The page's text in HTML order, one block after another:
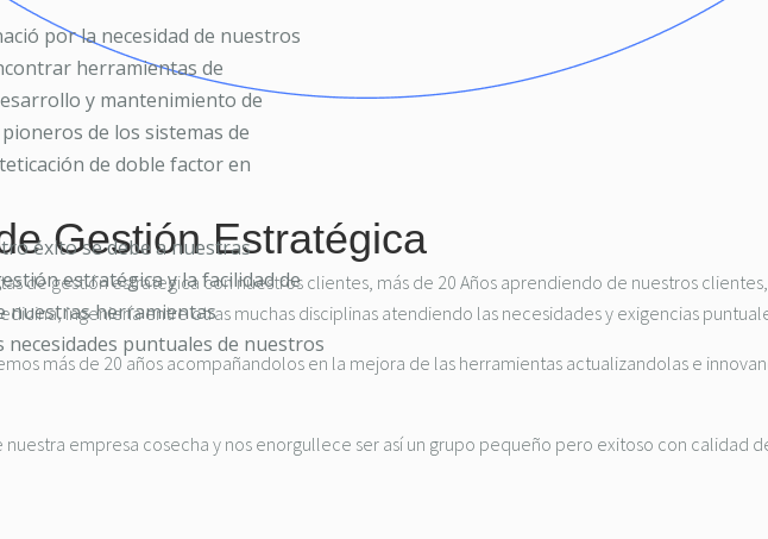
Gestión Estratégica
de gestión estrategica con nuestros clientes, más de 20 Años aprendiendo de nuestros
ingeniería entre otras muchas disciplinas atendiendo las necesidades y exigencias
más de 20 años acompañandolos en la mejora de las herramientas actualizandolas e
empresa cosecha y nos enorgullece ser así un grupo pequeño pero exitoso con calidad
por la necesidad de nuestros
herramientas de
y mantenimiento de
de los sistemas de
de doble factor en
éxito se debe a nuestras
estratégica y la facilidad de
nuestras herramientas
necesidades puntuales de nuestros